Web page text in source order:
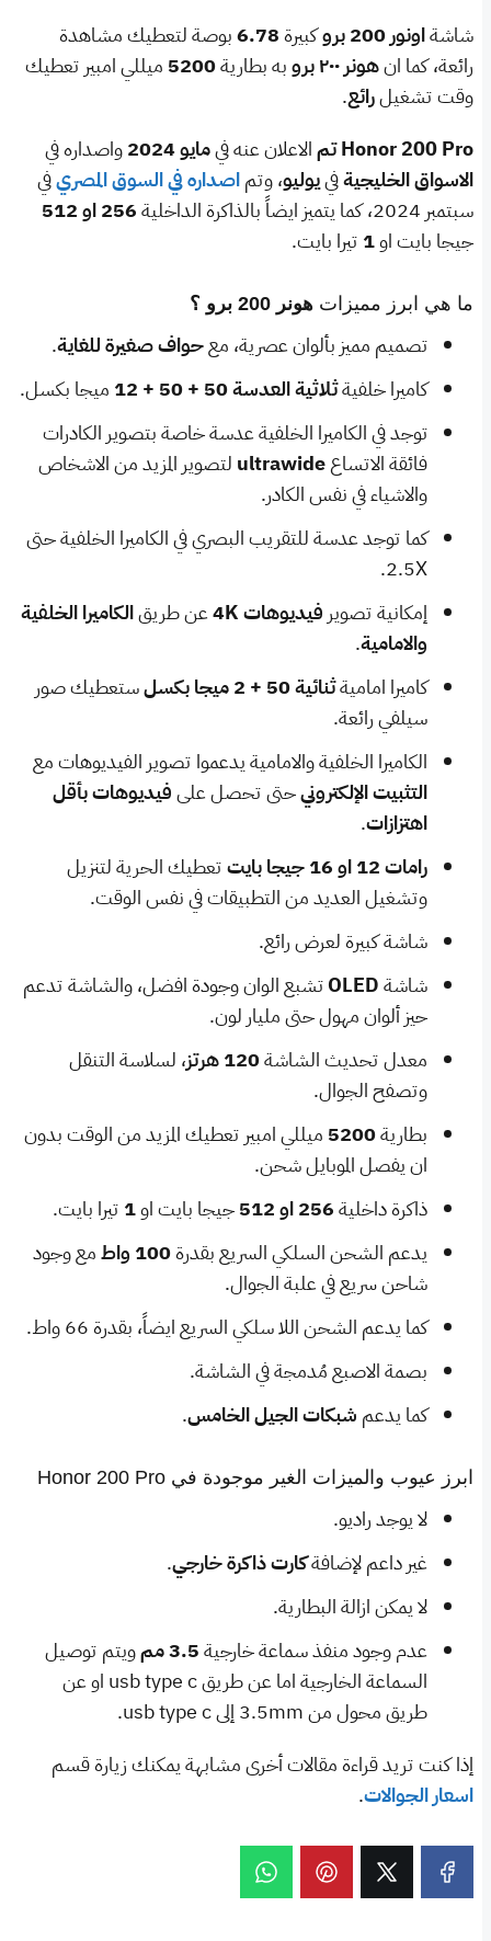
شاشةاونور 200 برو كبيرة6.78بوصة لتعطيك مشاهدة
رائعة، كما انهونر ۲۰۰ برو به بطارية5200ميللي امبير تعطيك
وقت تشغيل رائع.
Honor 200 Proتمالاعلان عنه فيمايو 2024
واصداره في
الاسواق الخليجيةفييوليو، وتماصداره في السوق المصريفي
سبتمبر 2024، كما يتميز ايضاً بالذاكرة الداخلية
256 او 512
جيجا بايت او1تيرا بايت.
ما هي ابرز مميزاتهونر 200 برو ؟
تصميم مميز بألوان عصرية، معحواف صغيرة للغاية.
كاميرا خلفيةثلاثية العدسة 50 + 50 + 12
ميجا بكسل.
توجد في الكاميرا الخلفية عدسة خاصة بتصوير الكادرات
فائقة الاتساعultrawideلتصوير المزيد من الاشخاص
والاشياء في نفس الكادر.
كما توجد عدسة للتقريب البصري في الكاميرا الخلفية حتى
2.5X.
إمكانية تصويرفيديوهات 4K عن طريقالكاميرا الخلفية
والامامية.
كاميرا اماميةثنائية 50 + 2 ميجا بكسل
ستعطيك صور
سيلفي رائعة.
الكاميرا الخلفية والامامية يدعموا تصوير الفيديوهات مع
التثبيت الإلكترونيحتى تحصل علىفيديوهات بأقل
اهتزازات.
رامات 12 او 16 جيجا بايت
تعطيك الحرية لتنزيل
وتشغيل العديد من التطبيقات في نفس الوقت.
شاشة كبيرة لعرض رائع.
شاشةOLEDتشبع الوان وجودة افضل، والشاشة تدعم
حيز ألوان مهول حتى مليار لون.
معدل تحديث الشاشة120 هرتز
، لسلاسة التنقل
وتصفح الجوال.
بطارية5200
ميللي امبير تعطيك المزيد من الوقت بدون
ان يفصل الموبايل شحن.
ذاكرة داخلية256 او 512 جيجا بايت او1تيرا بايت.
يدعم الشحن السلكي السريع بقدرة100 واط
مع وجود
شاحن سريع في علبة الجوال.
كما يدعم الشحن اللا سلكي السريع ايضاً، بقدرة 66 واط.
بصمة الاصبع مُدمجة في الشاشة.
كما يدعمشبكات الجيل الخامس.
ابرز عيوب والميزات الغير موجودة في Honor 200 Pro
لا يوجد راديو.
غير داعم لإضافةكارت ذاكرة خارجي.
لا يمكن ازالة البطارية.
عدم وجود منفذ سماعة خارجية3.5 مم
ويتم توصيل
السماعة الخارجية اما عن طريق usb type c او عن
طريق محول من 3.5mm إلى usb type c.
إذا كنت تريد قراءة مقالات أخرى مشابهة يمكنك زيارة قسم
اسعار الجوالات.